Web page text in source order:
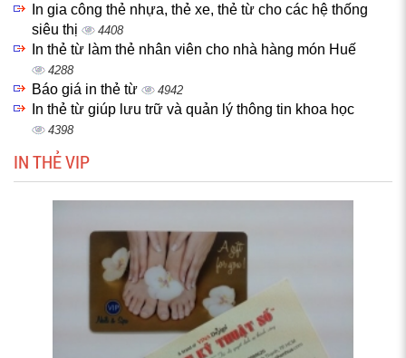
In gia công thẻ nhựa, thẻ xe, thẻ từ cho các hệ thống
siêu thị
4408
In thẻ từ làm thẻ nhân viên cho nhà hàng món Huế
4288
Báo giá in thẻ từ 4942
In thẻ từ giúp lưu trữ và quản lý thông tin khoa học
4398
IN THẺ VIP